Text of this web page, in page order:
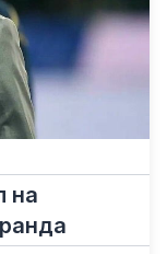
на